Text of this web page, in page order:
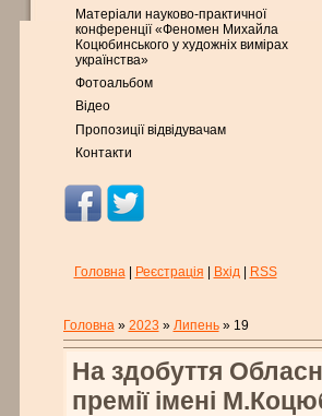
Матеріали науково-практичної
конференції «Феномен Михайла
Коцюбинського у художніх вимірах
українства»
Фотоальбом
Відео
Пропозиції відвідувачам
Контакти
Головна| Реєстрація Вхід| RSS
Головна» 2023 » Липень » 19
На здобуття
премії імені